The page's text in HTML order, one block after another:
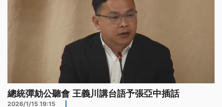
總統彈劾公聽會 王義川講台語予張亞中插話
2026/1/15 19:15